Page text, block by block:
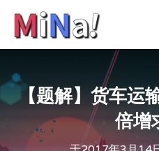
【题解】货车运
倍增